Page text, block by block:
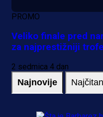
PROMO
Veliko finale pred
za najprestižniji
2 sedmica 4 dan
Najnovije